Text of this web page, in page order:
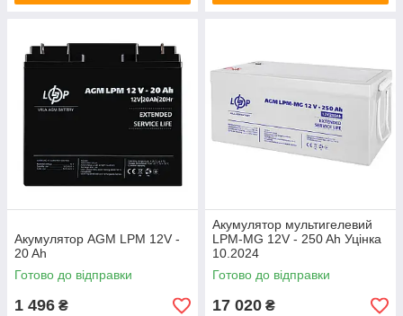
Акумулятор AGM LPM 12V -
20 Ah
Готово до відправки
1 496 ₴
Акумулятор мультигелевий
LPM-MG 12V - 250 Ah Уцінка
10.2024
Готово до відправки
17 020 ₴